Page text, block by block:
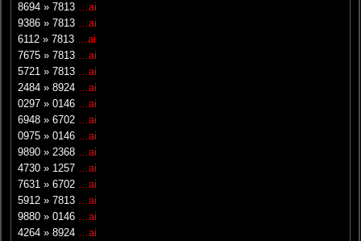
8694 » 7813 …ai
9386 » 7813 …ai
6112 » 7813 …ai
7675 » 7813 …ai
5721 » 7813 …ai
2484 » 8924 …ai
0297 » 0146 …ai
6948 » 6702 …ai
0975 » 0146 …ai
9890 » 2368 …ai
4730 » 1257 …ai
7631 » 6702 …ai
5912 » 7813 …ai
9880 » 0146 …ai
4264 » 8924 …ai